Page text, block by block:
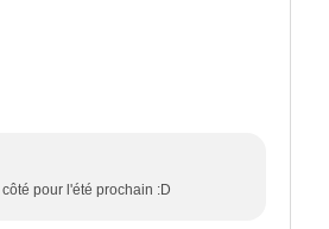
pour l'été prochain :D